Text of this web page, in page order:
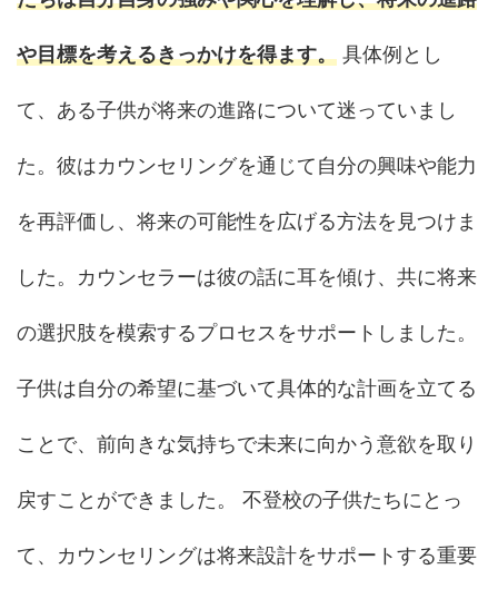
や目標を考えるきっかけを得ます。 具体例とし
て、ある子供が将来の進路について迷っていまし
た。彼はカウンセリングを通じて自分の興味や能力
を再評価し、将来の可能性を広げる方法を見つけま
した。カウンセラーは彼の話に耳を傾け、共に将来
の選択肢を模索するプロセスをサポートしました。
子供は自分の希望に基づいて具体的な計画を立てる
ことで、前向きな気持ちで未来に向かう意欲を取り
戻すことができました。 不登校の子供たちにとっ
て、カウンセリングは将来設計をサポートする重要